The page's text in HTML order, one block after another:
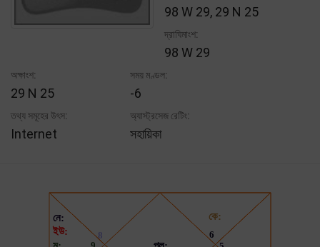
98 W 29, 29 N 25
দ্রাঘিমাংশ:
98 W 29
অক্ষাংশ:
29 N 25
সময় মণ্ডল:
-6
তথ্য সমূহের উৎস:
Internet
অ্যাস্ট্রসেজ রেটিং:
সহায়িকা